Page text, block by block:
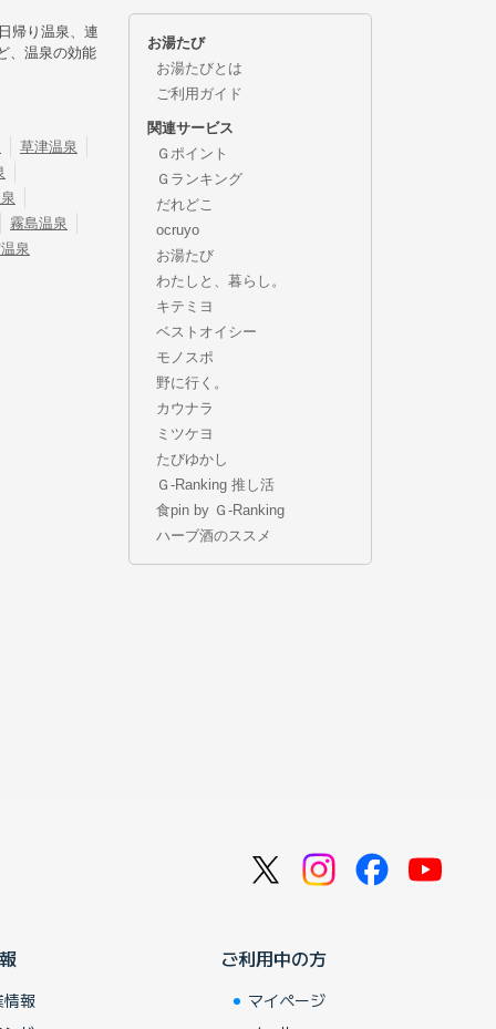
帰り温泉、連
、温泉の効能
草津温泉
霧島温泉
泉
お湯たび
お湯たびとは
ご利用ガイド
関連サービス
Ｇポイント
Ｇランキング
だれどこ
ocruyo
お湯たび
わたしと、暮らし。
キテミヨ
ベストオイシー
モノスポ
野に行く。
カウナラ
ミツケヨ
たびゆかし
Ｇ-Ranking 推し活
食pin by Ｇ-Ranking
ハーブ酒のススメ
情報
ご利用中の方
マイページ